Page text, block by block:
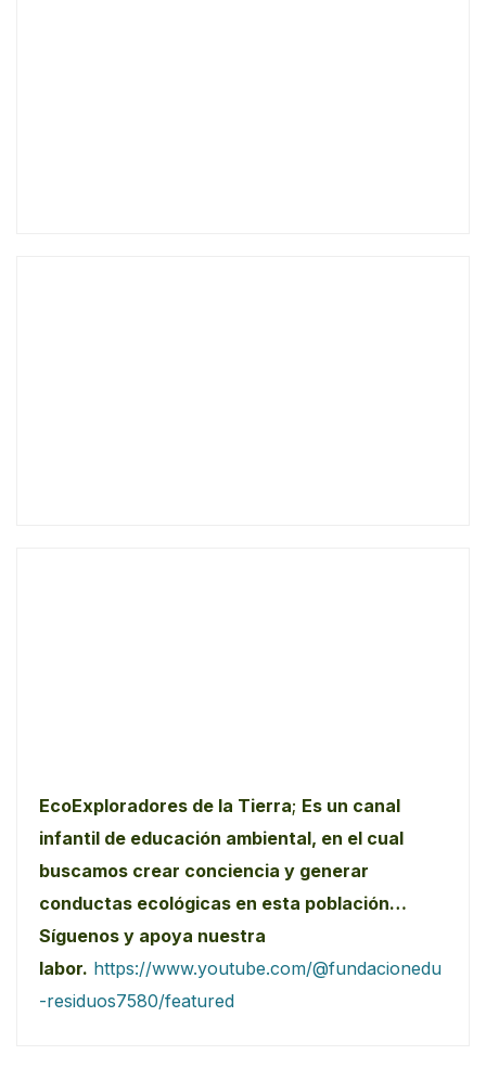
EcoExploradores de la Tierra; Es un canal
infantil de educación ambiental, en el cual
buscamos crear conciencia y generar
conductas ecológicas en esta población…
Síguenos y apoya nuestra
labor. https://www.youtube.com/@fundacionedu
-residuos7580/featured